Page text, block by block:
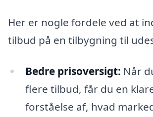
Her er nogle fordele ved at
tilbud på en tilbygning til
Bedre prisoversigt: Når
flere tilbud, får du en
forståelse af, hvad